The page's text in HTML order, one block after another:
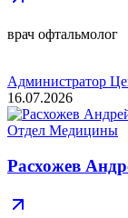
врач офтальмолог
Администратор
16.07.2026
Отдел Медицины
Расхожев